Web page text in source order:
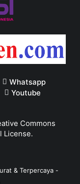
Whatsapp
Youtube
Commons
License.
& Terpercaya -